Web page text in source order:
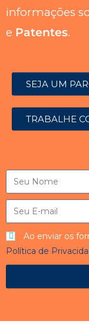
informações
e Patentes.
SEJA UM
TRABALHE
Ao enviar os
Política de